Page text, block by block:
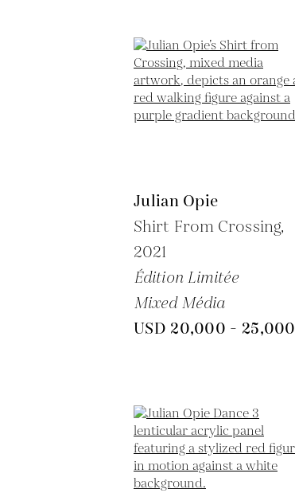
Julian Opie
Shirt From Crossing,
2021
Édition Limitée
Mixed Média
USD 20,000 - 25,000